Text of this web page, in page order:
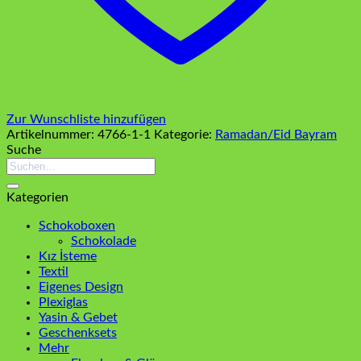
Zur Wunschliste hinzufügen
Artikelnummer: 4766-1-1 Kategorie: Ramadan/Eid Bayram
Suche
Suchen
Kategorien
Schokoboxen
Schokolade
Kız İsteme
Textil
Eigenes Design
Plexiglas
Yasin & Gebet
Geschenksets
Mehr